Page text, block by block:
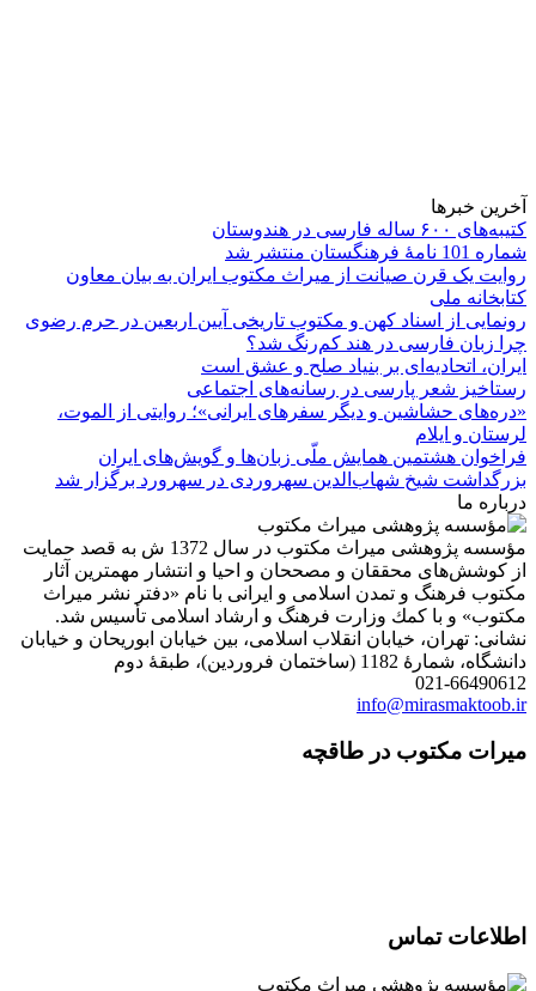
آخرین خبرها
کتیبه‌های ۶۰۰ ساله فارسی در هندوستان
شماره 101 نامۀ فرهنگستان منتشر شد
روایت یک قرن صیانت از میراث مکتوب ایران به بیان معاون
کتابخانه ملی
رونمایی از اسناد کهن و مکتوب تاریخی آیین اربعین در حرم رضوی
چرا زبان فارسی در هند کم‌رنگ شد؟
ایران، اتحادیه‌ای بر بنیاد صلح و عشق است
رستاخیز شعر پارسی در رسانه‌های اجتماعی
«دره‌های حشاشین و دیگر سفرهای ایرانی»؛ روایتی از الموت،
لرستان و ایلام
فراخوان هشتمین همایش ملّی زبان‌ها و گویش‌های ایران
بزرگداشت شیخ شهاب‌الدین سهروردی در سهرورد برگزار شد
درباره ما
مؤسسه پژوهشی میراث مكتوب در سال 1372 ش به قصد حمایت
از كوشش‌های محققان و مصححان و احیا و انتشار مهمترین آثار
مكتوب فرهنگ و تمدن اسلامی و ایرانی با نام «دفتر نشر میراث
مكتوب» و با كمك وزارت فرهنگ و ارشاد اسلامی تأسیس شد.
نشانی: تهران، خیابان انقلاب اسلامی، بین خیابان ابوریحان و خیابان
دانشگاه، شمارۀ 1182 (ساختمان فروردین)، طبقۀ دوم
021-66490612
info@mirasmaktoob.ir
میرات مکتوب در طاقچه
اطلاعات تماس